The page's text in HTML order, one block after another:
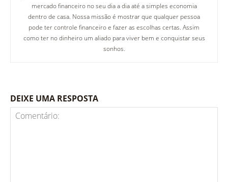
mercado financeiro no seu dia a dia até a simples economia
dentro de casa. Nossa missão é mostrar que qualquer pessoa
pode ter controle financeiro e fazer as escolhas certas. Assim
como ter no dinheiro um aliado para viver bem e conquistar seus
sonhos.
DEIXE UMA RESPOSTA